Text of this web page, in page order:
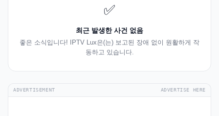
✅
최근 발생한 사건 없음
좋은 소식입니다! IPTV Lux은(는) 보고된 장애 없이 원활하게 작
동하고 있습니다.
ADVERTISEMENT ADVERTISE HERE